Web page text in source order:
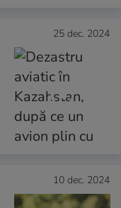
25 dec. 2024
10 dec. 2024